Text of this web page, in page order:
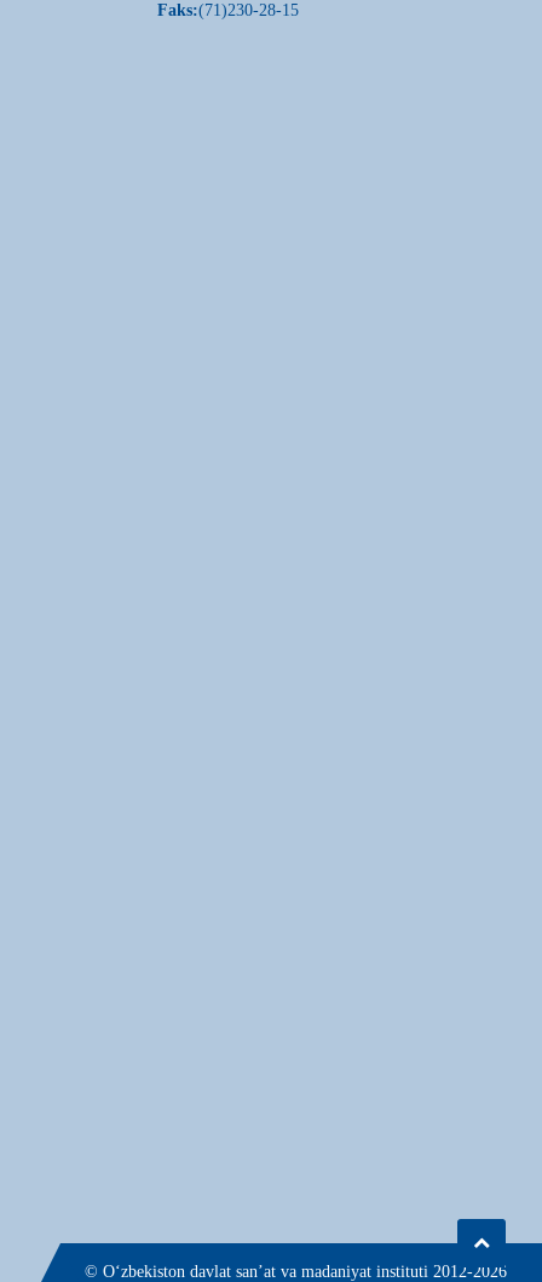
Faks:(71)230-28-15
© О‘zbekiston davlat san’at va madaniyat instituti 2012-2026